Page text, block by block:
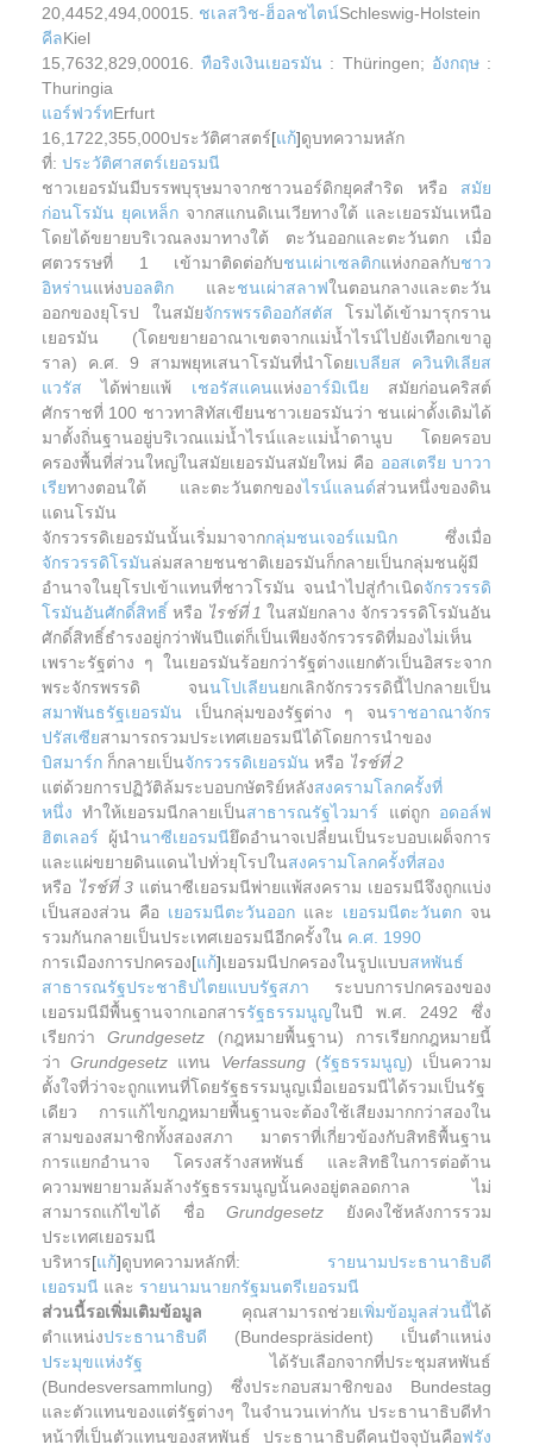
20,4452,494,00015. ชเลสวิช-ฮ็อลชไตน์Schleswig-Holstein
คีลKiel
15,7632,829,00016.ทือริงเงินเยอรมัน : Thüringen; อังกฤษ:
Thuringia
แอร์ฟวร์ทErfurt
16,1722,355,000ประวัติศาสตร์[แก้]ดูบทความหลัก
ที่: ประวัติศาสตร์เยอรมนี
ชาวเยอรมันมีบรรพบุรุษมาจากชาวนอร์ดิกยุคสำริด หรือ สมัย
ก่อนโรมัน ยุคเหล็ก จากสแกนดิเนเวียทางใต้ และเยอรมันเหนือ
โดยได้ขยายบริเวณลงมาทางใต้ ตะวันออกและตะวันตก เมื่อ
ศตวรรษที่ 1 เข้ามาติดต่อกับชนเผ่าเซลติกแห่งกอลกับชาว
อิหร่านแห่งบอลติก และชนเผ่าสลาฟในตอนกลางและตะวัน
ออกของยุโรป ในสมัยจักรพรรดิออกัสตัส โรมได้เข้ามารุกราน
เยอรมัน (โดยขยายอาณาเขตจากแม่น้ำไรน์ไปยังเทือกเขาอู
ราล) ค.ศ. 9 สามพยุหเสนาโรมันที่นำโดยเบลียส ควินทิเลียส
แวรัส ได้พ่ายแพ้ เชอรัสแคนแห่งอาร์มิเนีย สมัยก่อนคริสต์
ศักราชที่ 100 ชาวทาสิทัสเขียนชาวเยอรมันว่า ชนเผ่าดั้งเดิมได้
มาตั้งถิ่นฐานอยู่บริเวณแม่น้ำไรน์และแม่น้ำดานูบ โดยครอบ
ครองพื้นที่ส่วนใหญ่ในสมัย​​เยอรมันสมัยใหม่ คือ ออสเตรีย บาวา
เรียทางตอนใต้ และตะวันตกของไรน์แลนด์ส่วนหนึ่งของดิน
แดนโรมัน
จักรวรรดิเยอรมันนั้นเริ่มมาจากกลุ่มชนเจอร์แมนิก ซึ่งเมื่อ
จักรวรรดิโรมันล่มสลายชนชาติเยอรมันก็กลายเป็นกลุ่มชนผู้มี
อำนาจในยุโรปเข้าแทนที่ชาวโรมัน จนนำไปสู่กำเนิดจักรวรรดิ
โรมันอันศักดิ์สิทธิ์ หรือ ไรช์ที่ 1 ในสมัยกลาง จักรวรรดิโรมันอัน
ศักดิ์สิทธิ์ธำรงอยู่กว่าพันปีแต่ก็เป็นเพียงจักรวรรดิที่มองไม่เห็น
เพราะรัฐต่าง ๆ ในเยอรมันร้อยกว่ารัฐต่างแยกตัวเป็นอิสระจาก
พระจักรพรรดิ จนนโปเลียนยกเลิกจักรวรรดินี้ไปกลายเป็น
สมาพันธรัฐเยอรมัน เป็นกลุ่มของรัฐต่าง ๆ จนราชอาณาจักร
ปรัสเซียสามารถรวมประเทศเยอรมนีได้โดยการนำของ
บิสมาร์ก ก็กลายเป็นจักรวรรดิเยอรมัน หรือ ไรช์ที่ 2
แต่ด้วยการปฏิวัติล้มระบอบกษัตริย์หลังสงครามโลกครั้งที่
หนึ่ง ทำให้เยอรมนีกลายเป็นสาธารณรัฐไวมาร์ แต่ถูก อดอล์ฟ
ฮิตเลอร์ ผู้นำนาซีเยอรมนียึดอำนาจเปลี่ยนเป็นระบอบเผด็จการ
และแผ่ขยายดินแดนไปทั่วยุโรปในสงครามโลกครั้งที่สอง
หรือ ไรช์ที่ 3 แต่นาซีเยอรมนีพ่ายแพ้สงคราม เยอรมนีจึงถูกแบ่ง
เป็นสองส่วน คือ เยอรมนีตะวันออก และ เยอรมนีตะวันตก จน
รวมกันกลายเป็นประเทศเยอรมนีอีกครั้งใน ค.ศ. 1990
การเมืองการปกครอง[แก้]เยอรมนีปกครองในรูปแบบสหพันธ์
สาธารณรัฐประชาธิปไตยแบบรัฐสภา ระบบการปกครองของ
เยอรมนีมีพื้นฐานจากเอกสารรัฐธรรมนูญในปี พ.ศ. 2492 ซึ่ง
เรียกว่าGrundgesetz (กฎหมายพื้นฐาน) การเรียกกฎหมายนี้
ว่าGrundgesetz แทน Verfassung(รัฐธรรมนูญ) เป็นความ
ตั้งใจที่ว่าจะถูกแทนที่โดยรัฐธรรมนูญเมื่อเยอรมนีได้รวมเป็นรัฐ
เดียว การแก้ไขกฎหมายพื้นฐานจะต้องใช้เสียงมากกว่าสองใน
สามของสมาชิกทั้งสองสภา มาตราที่เกี่ยวข้องกับสิทธิพื้นฐาน
การแยกอำนาจ โครงสร้างสหพันธ์ และสิทธิในการต่อต้าน
ความพยายามล้มล้างรัฐธรรมนูญนั้นคงอยู่ตลอดกาล ไม่
สามารถแก้ไขได้ ชื่อGrundgesetz ยังคงใช้หลังการรวม
ประเทศเยอรมนี
บริหาร[แก้]ดูบทความหลักที่: รายนามประธานาธิบดี
เยอรมนี และ รายนามนายกรัฐมนตรีเยอรมนี
ส่วนนี้รอเพิ่มเติมข้อมูล คุณสามารถช่วยเพิ่มข้อมูลส่วนนี้ได้
ตำแหน่งประธานาธิบดี (Bundespräsident) เป็นตำแหน่ง
ประมุขแห่งรัฐ ได้รับเลือกจากที่ประชุมสหพันธ์
(Bundesversammlung) ซึ่งประกอบสมาชิกของ Bundestag
และตัวแทนของแต่รัฐต่างๆ ในจำนวนเท่ากัน ประธานาธิบดีทำ
หน้าที่เป็นตัวแทนของสหพันธ์ ประธานาธิบดีคนปัจจุบันคือฟรัง